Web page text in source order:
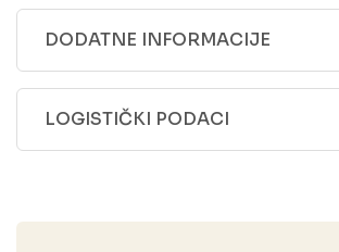
DODATNE INFORMACIJE
LOGISTIČKI PODACI